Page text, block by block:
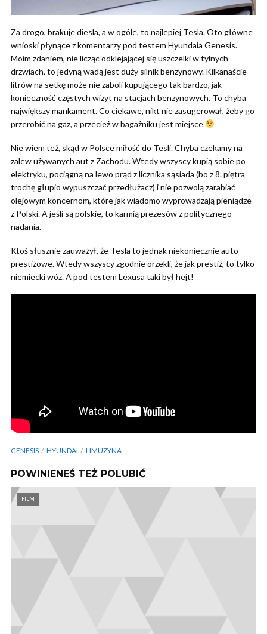
Za drogo, brakuje diesla, a w ogóle, to najlepiej Tesla. Oto główne
wnioski płynące z komentarzy pod testem Hyundaia Genesis.
Moim zdaniem, nie licząc odklejającej się uszczelki w tylnych
drzwiach, to jedyną wadą jest duży silnik benzynowy. Kilkanaście
litrów na setkę może nie zaboli kupującego tak bardzo, jak
konieczność częstych wizyt na stacjach benzynowych. To chyba
największy mankament. Co ciekawe, nikt nie zasugerował, żeby go
przerobić na gaz, a przecież w bagażniku jest miejsce
Nie wiem też, skąd w Polsce miłość do Tesli. Chyba czekamy na
zalew używanych aut z Zachodu. Wtedy wszyscy kupią sobie po
elektryku, pociągną na lewo prąd z licznika sąsiada (bo z 8. piętra
trochę głupio wypuszczać przedłużacz) i nie pozwolą zarabiać
olejowym koncernom, które jak wiadomo wyprowadzają pieniądze
z Polski. A jeśli są polskie, to karmią prezesów z politycznego
nadania.
Ktoś słusznie zauważył, że Tesla to jednak niekoniecznie auto
prestiżowe. Wtedy wszyscy zgodnie orzekli, że jak prestiż, to tylko
niemiecki wóz. A pod testem Lexusa taki był hejt!
GENESIS HYUNDAI LIMUZYNA
POWINIENEŚ TEŻ POLUBIĆ
FILM